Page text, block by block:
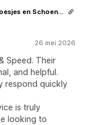
26 mei 2026
Speed. Their
and helpful.
respond quickly
is truly
looking to
Overschoen-Kampioen | Overschoenen | Schoenhoesjes en Schoenovertrekken